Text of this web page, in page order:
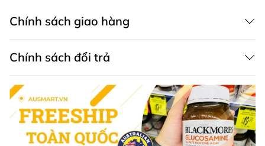
Kỷ tử chứa chất chống oxy hóa, giúp giảm hình
Tonic bồi bổ và giải độc thận của Úc
Mỗi viên chứa:
Địa hoàng (Rehmannia glutinosa): 300mg (tương
đương 1,5g dược liệu khô)
Chính sách giao hàng
Chính sách đổi trả